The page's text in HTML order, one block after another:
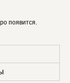
появится.